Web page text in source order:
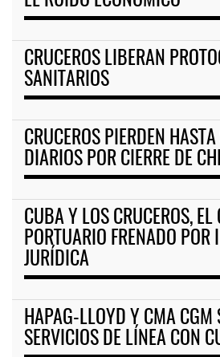
CRUCEROS LIBERAN
SANITARIOS
CRUCEROS PIERDEN
DIARIOS POR CIERRE DE
CUBA Y LOS CRUCEROS, EL
PORTUARIO FRENADO POR
JURÍDICA
HAPAG-LLOYD Y CMA CGM
SERVICIOS DE LÍNEA CON